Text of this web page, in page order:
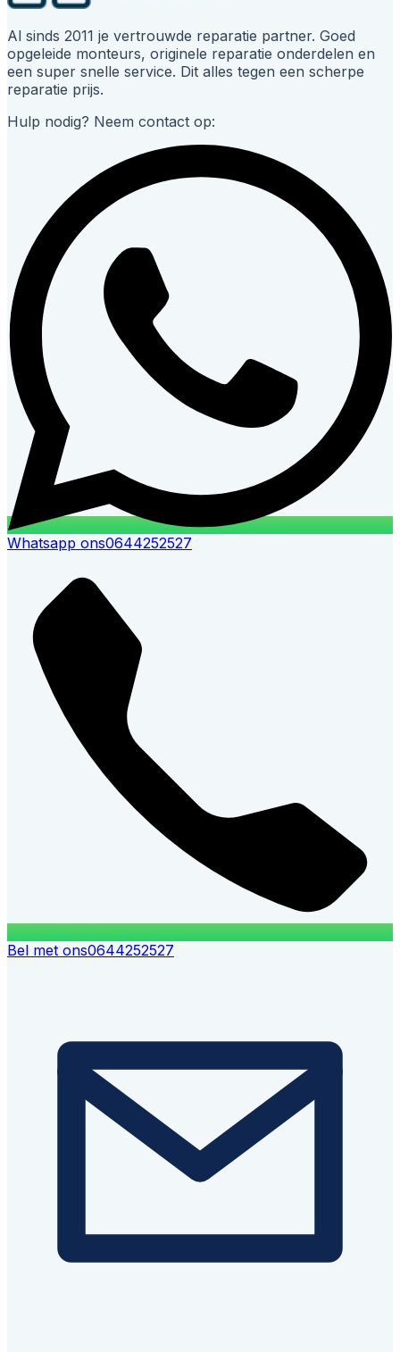
Al sinds 2011 je vertrouwde reparatie partner. Goed
opgeleide monteurs, originele reparatie onderdelen en
een super snelle service. Dit alles tegen een scherpe
reparatie prijs.
Hulp nodig? Neem contact op:
Whatsapp ons0644252527
Bel met ons0644252527